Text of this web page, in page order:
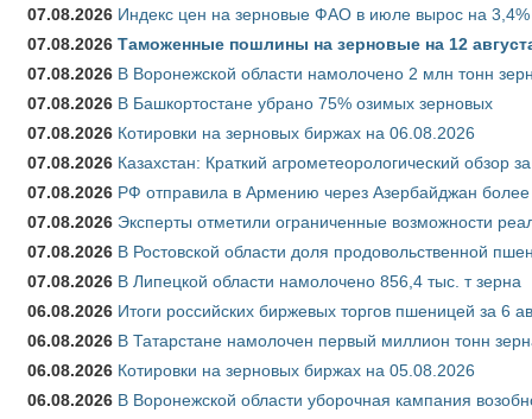
07.08.2026 Индекс цен на зерновые ФАО в июле вырос на 3,4%
07.08.2026 Таможенные пошлины на зерновые на 12
07.08.2026 В Воронежской области намолочено 2 млн тонн
07.08.2026 В Башкортостане убрано 75% озимых зерновых
07.08.2026 Котировки на зерновых биржах на 06.08.2026
07.08.2026 Казахстан: Краткий агрометеорологический обзор
07.08.2026 РФ отправила в Армению через Азербайджан более
07.08.2026 Эксперты отметили ограниченные возможности
07.08.2026 В Ростовской области доля продовольственной
07.08.2026 В Липецкой области намолочено 856,4 тыс. т зерна
06.08.2026 Итоги российских биржевых торгов пшеницей за 6
06.08.2026 В Татарстане намолочен первый миллион тонн
06.08.2026 Котировки на зерновых биржах на 05.08.2026
06.08.2026 В Воронежской области уборочная кампания